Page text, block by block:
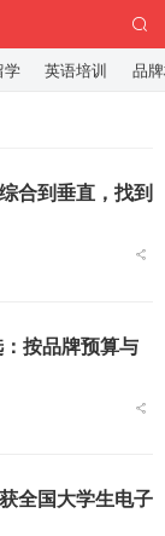
合到垂直，找到
按品牌预算与
全国大学生电子
学 英语培训 品